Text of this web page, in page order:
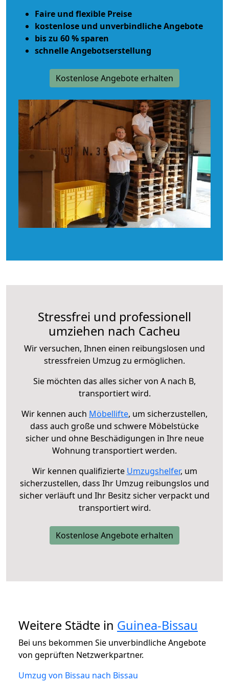
Faire und flexible Preise
kostenlose und unverbindliche Angebote
bis zu 60 % sparen
schnelle Angebotserstellung
Kostenlose Angebote erhalten
Stressfrei und professionell
umziehen nach Cacheu
Wir versuchen, Ihnen einen reibungslosen und
stressfreien Umzug zu ermöglichen.
Sie möchten das alles sicher von A nach B,
transportiert wird.
Wir kennen auch Möbellifte, um sicherzustellen,
dass auch große und schwere Möbelstücke
sicher und ohne Beschädigungen in Ihre neue
Wohnung transportiert werden.
Wir kennen qualifizierte Umzugshelfer, um
sicherzustellen, dass Ihr Umzug reibungslos und
sicher verläuft und Ihr Besitz sicher verpackt und
transportiert wird.
Kostenlose Angebote erhalten
Weitere Städte in Guinea-Bissau
Bei uns bekommen Sie unverbindliche Angebote
von geprüften Netzwerkpartner.
Umzug von Bissau nach Bissau